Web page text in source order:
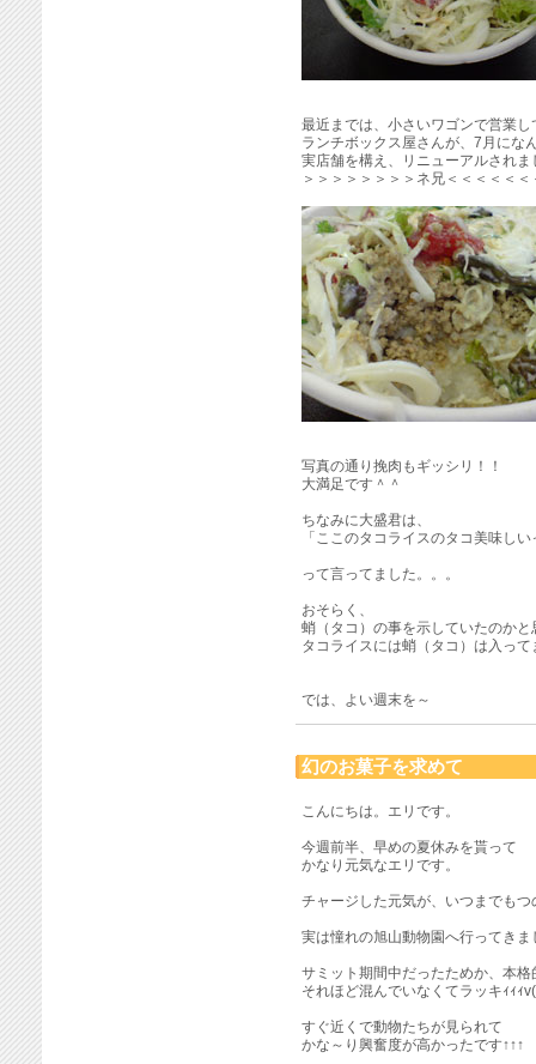
最近までは、小さいワゴンで営業し
ランチボックス屋さんが、7月にな
実店舗を構え、リニューアルされま
＞＞＞＞＞＞＞＞ネ兄＜＜＜＜＜＜
写真の通り挽肉もギッシリ！！
大満足です＾＾
ちなみに大盛君は、
「ここのタコライスのタコ美味し
って言ってました。。。
おそらく、
蛸（タコ）の事を示していたのかと
タコライスには蛸（タコ）は入って
では、よい週末を～
幻のお菓子を求めて
こんにちは。エリです。
今週前半、早めの夏休みを貰って
かなり元気なエリです。
チャージした元気が、いつまでも
実は憧れの旭山動物園へ行ってきま
サミット期間中だったためか、本
それほど混んでいなくてラッキｨｨｨ
すぐ近くで動物たちが見られて
かな～り興奮度が高かったです↑↑↑